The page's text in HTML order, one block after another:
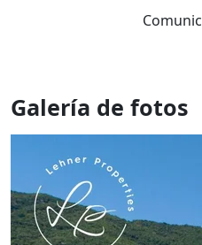
Galería de fotos